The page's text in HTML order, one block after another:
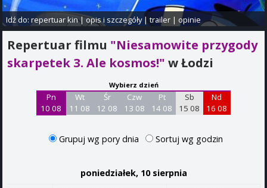
Idź do:repertuar kin|opis i szczegóły|trailer | opinie
Repertuar filmu "Niesamowite przygody
skarpetek 3. Ale kosmos!" w Łodzi
Wybierz dzień
Pn
10 08
Wt
11 08
Śr
12 08
Czw
13 08
Pt
14 08
Sb
15 08
Nd
16 08
Grupuj wg pory dnia Sortuj wg godzin
poniedziałek, 10 sierpnia